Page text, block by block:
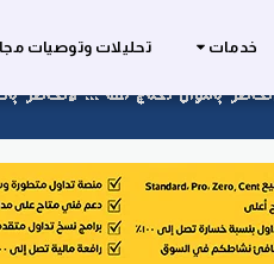
خدمات تحليلات وتوصيات